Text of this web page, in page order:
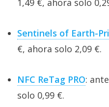
Sentinels of Earth-
€, ahora solo 2,09 €.
NFC ReTag PRO:
solo 0,99 €.